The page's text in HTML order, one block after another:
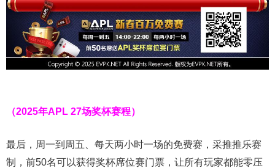
（2025年APL 27场奖杯赛程）
最后，周一到周五、每天两小时一场的免费赛，采推推乐赛
制，前50名可以获得奖杯席位赛门票，让所有玩家都能零压